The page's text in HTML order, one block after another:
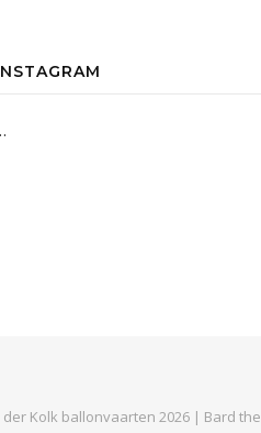
Kolk ballonvaarten 2026 | Bard